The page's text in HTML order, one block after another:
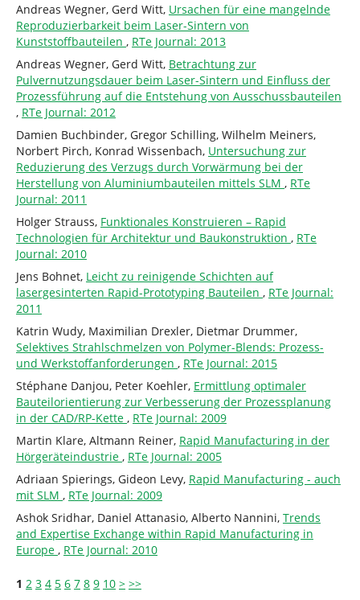
Andreas Wegner, Gerd Witt, Ursachen für eine mangelnde
Reproduzierbarkeit beim Laser-Sintern von
Kunststoffbauteilen , RTe Journal: 2013
Andreas Wegner, Gerd Witt, Betrachtung zur
Pulvernutzungsdauer beim Laser-Sintern und Einfluss der
Prozessführung auf die Entstehung von Ausschussbauteilen
, RTe Journal: 2012
Damien Buchbinder, Gregor Schilling, Wilhelm Meiners,
Norbert Pirch, Konrad Wissenbach, Untersuchung zur
Reduzierung des Verzugs durch Vorwärmung bei der
Herstellung von Aluminiumbauteilen mittels SLM , RTe
Journal: 2011
Holger Strauss, Funktionales Konstruieren – Rapid
Technologien für Architektur und Baukonstruktion , RTe
Journal: 2010
Jens Bohnet, Leicht zu reinigende Schichten auf
lasergesinterten Rapid-Prototyping Bauteilen , RTe Journal:
2011
Katrin Wudy, Maximilian Drexler, Dietmar Drummer,
Selektives Strahlschmelzen von Polymer-Blends: Prozess-
und Werkstoffanforderungen , RTe Journal: 2015
Stéphane Danjou, Peter Koehler, Ermittlung optimaler
Bauteilorientierung zur Verbesserung der Prozessplanung
in der CAD/RP-Kette , RTe Journal: 2009
Martin Klare, Altmann Reiner, Rapid Manufacturing in der
Hörgeräteindustrie , RTe Journal: 2005
Adriaan Spierings, Gideon Levy, Rapid Manufacturing - auch
mit SLM , RTe Journal: 2009
Ashok Sridhar, Daniel Attanasio, Alberto Nannini, Trends
and Expertise Exchange within Rapid Manufacturing in
Europe , RTe Journal: 2010
1 2 3 4 5 6 7 8 9 10 > >>